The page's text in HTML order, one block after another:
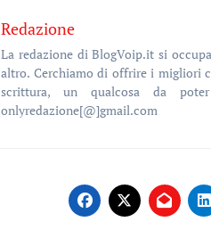
Redazione
La redazione di BlogVoip.it si occupa di arte, cultura, nuove tecnologie, social media, musica, food e tanto
altro. Cerchiamo di offrire i migliori
scrittura, un qualcosa da
onlyredazione[@]gmail.com